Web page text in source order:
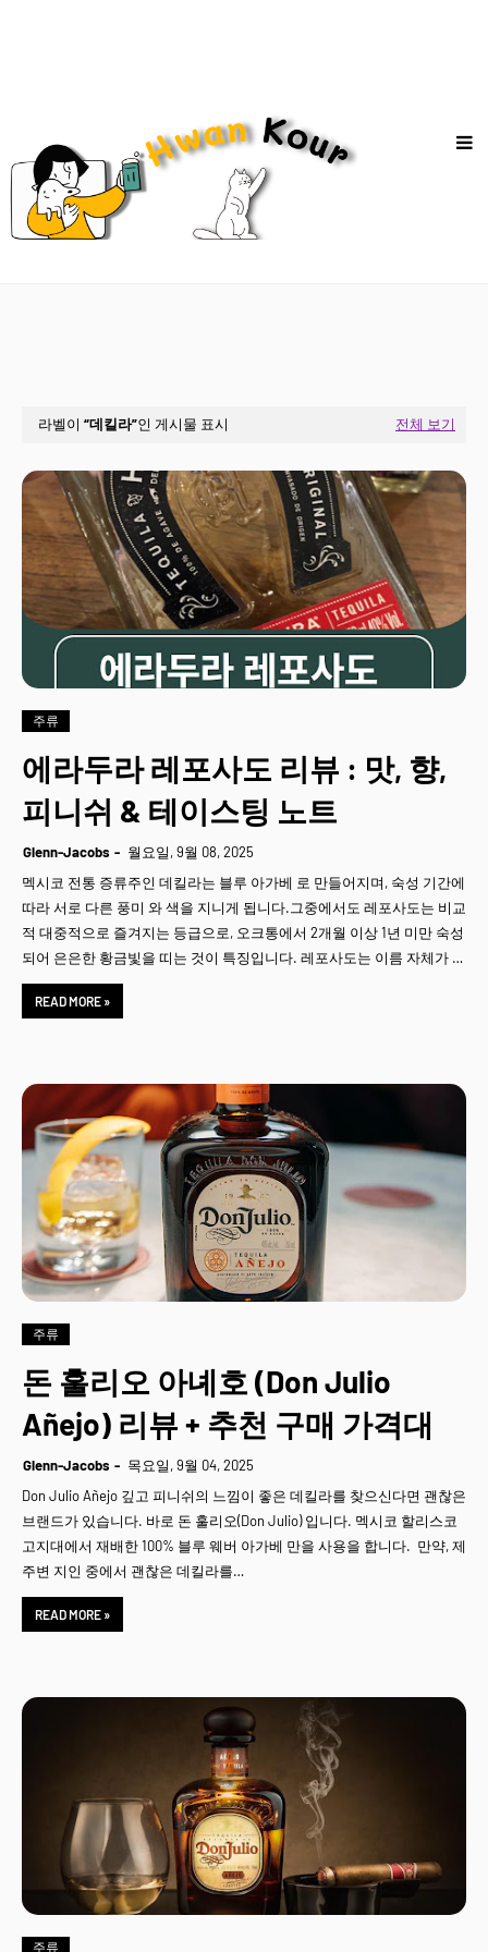
라벨이 데킬라 인 게시물 표시 전체 보기
주류
에라두라 레포사도 리뷰 : 맛, 향,
피니쉬 & 테이스팅 노트
Glenn-Jacobs
월요일, 9월 08, 2025
멕시코 전통 증류주인 데킬라는 블루 아가베 로 만들어지며, 숙성 기간에
따라 서로 다른 풍미 와 색을 지니게 됩니다.그중에서도 레포사도는 비교
적 대중적으로 즐겨지는 등급으로, 오크통에서 2개월 이상 1년 미만 숙성
되어 은은한 황금빛을 띠는 것이 특징입니다. 레포사도는 이름 자체가 …
READ MORE »
주류
돈 훌리오 아녜호 (Don Julio
Añejo) 리뷰 + 추천 구매 가격대
Glenn-Jacobs
목요일, 9월 04, 2025
Don Julio Añejo 깊고 피니쉬의 느낌이 좋은 데킬라를 찾으신다면 괜찮은
브랜드가 있습니다. 바로 돈 훌리오(Don Julio) 입니다. 멕시코 할리스코
고지대에서 재배한 100% 블루 웨버 아가베 만을 사용을 합니다. 만약, 제
주변 지인 중에서 괜찮은 데킬라를…
READ MORE »
주류